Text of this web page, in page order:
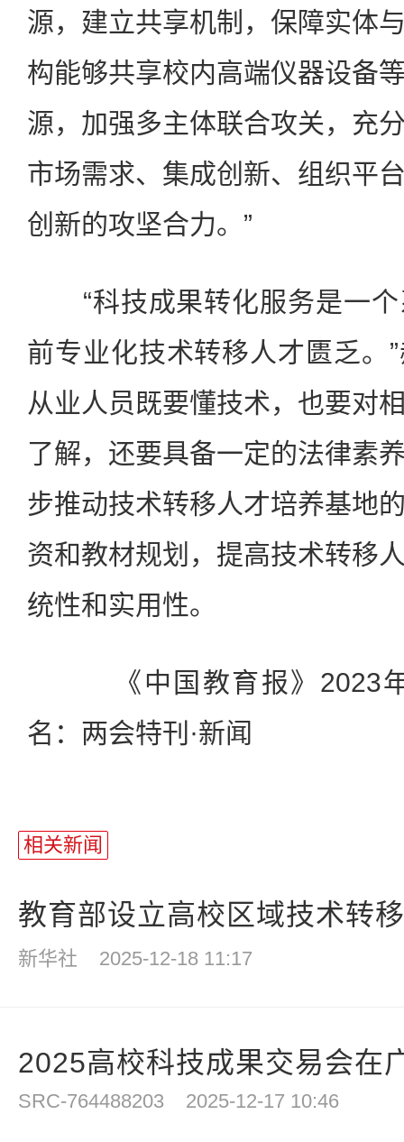
源，建立共享机制，保障实体
构能够共享校内高端仪器设备
源，加强多主体联合攻关，充
市场需求、集成创新、组织平
创新的攻坚合力。”
“科技成果转化服务是一个
前专业化技术转移人才匮乏。
从业人员既要懂技术，也要对
了解，还要具备一定的法律素
步推动技术转移人才培养基地
资和教材规划，提高技术转移
统性和实用性。
《中国教育报》2023年
名：两会特刊·新闻
相关新闻
教育部设立高校区域技术转
新华社 2025-12-18 11:17
2025高校科技成果交易会在
SRC-764488203 2025-12-17 10:46